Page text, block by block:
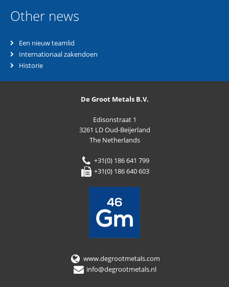
Other news
Een nieuw teamlid
Internationaal zakendoen
Historie
De Groot Metals B.V.
Edisonstraat 1
3261 LD Oud-Beijerland
The Netherlands
+31(0) 186 641 799
+31(0) 186 640 603
www.degrootmetals.com
info@degrootmetals.nl